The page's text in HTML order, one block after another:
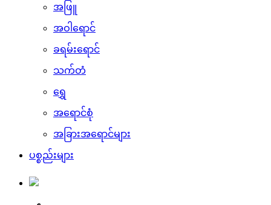
အဖြူ
အဝါရောင်
ခရမ်းရောင်
သက်တံ
ရွှေ
အရောင်စုံ
အခြားအရောင်များ
ပစ္စည်းများ